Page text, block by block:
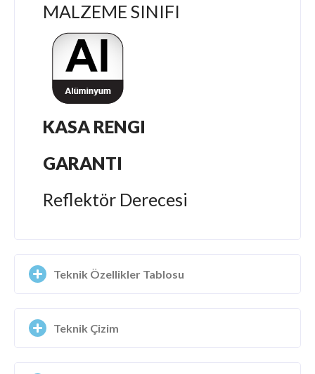
MALZEME SINIFI
KASA RENGI
GARANTI
Reflektör Derecesi
Teknik Özellikler Tablosu
Teknik Çizim